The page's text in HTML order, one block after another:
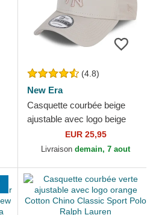
(4.8)
New Era
Casquette courbée beige
ajustable avec logo beige
9FORTY League Essential
Poly New York Yankees...
EUR 25,95
Livraison demain, 7 aout